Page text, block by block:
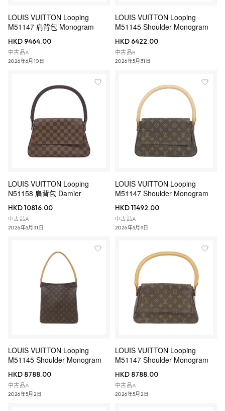
LOUIS VUITTON Looping
M51147 肩背包 Monogram
HKD 9464.00
中古品A
2026年6月10日
LOUIS VUITTON Looping
M51145 Shoulder Monogram
HKD 6422.00
中古品B
2026年5月31日
LOUIS VUITTON Looping
N51158 肩背包 Damier
HKD 10816.00
中古品A
2026年5月31日
LOUIS VUITTON Looping
M51147 Shoulder Monogram
HKD 11492.00
中古品A
2026年5月9日
LOUIS VUITTON Looping
M51145 Shoulder Monogram
HKD 8788.00
中古品A
2026年5月2日
LOUIS VUITTON Looping
M51147 Shoulder Monogram
HKD 8788.00
中古品A
2026年5月2日